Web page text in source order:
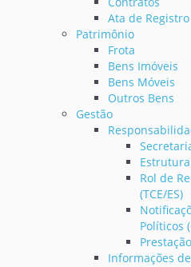
Ata de
Patrimônio
Frota
Bens Imóveis
Bens Móveis
Outros Bens
Gestão
Rol de
(TCE/ES)
Políticos
Informações